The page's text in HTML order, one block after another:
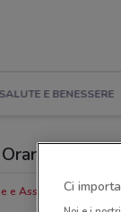
SALUTE E BENESSERE
di
e Assicurazioni a
Ci